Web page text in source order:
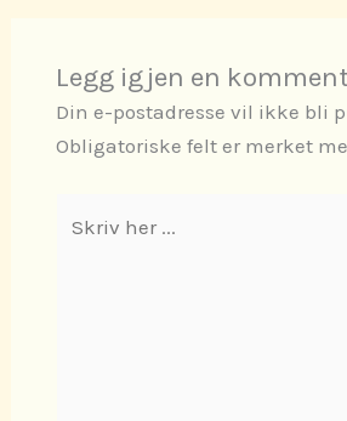
Legg igjen en
Din e-postadresse vil ikke bli
Obligatoriske felt er merket